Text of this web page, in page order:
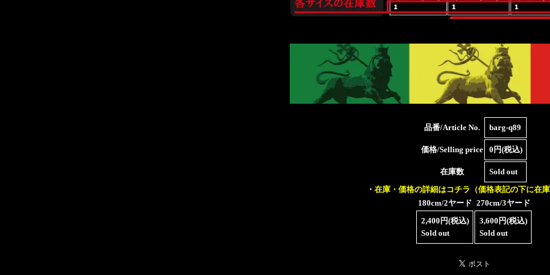
品番/Article No. barg-q89
価格/Selling price 0円(税込)
在庫数
Sold out
・ 在庫・価格の詳細はコチラ（価格表記の下に在
180cm/2ヤード 270cm/3ヤード
2,400円(税込)
Sold out
3,600円(税込)
Sold out